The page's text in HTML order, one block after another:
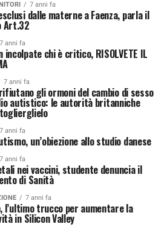
7 anni fa
dalle materne a Faenza, parla il
Art.32
7 anni fa
incolpate chi è critico, RISOLVETE IL
7 anni fa
gli ormoni del cambio di sesso
autistico: le autorità britanniche
7 anni fa
un’obiezione allo studio danese
7 anni fa
nei vaccini, studente denuncia il
di Sanità
7 anni fa
l’ultimo trucco per aumentare la
in Silicon Valley